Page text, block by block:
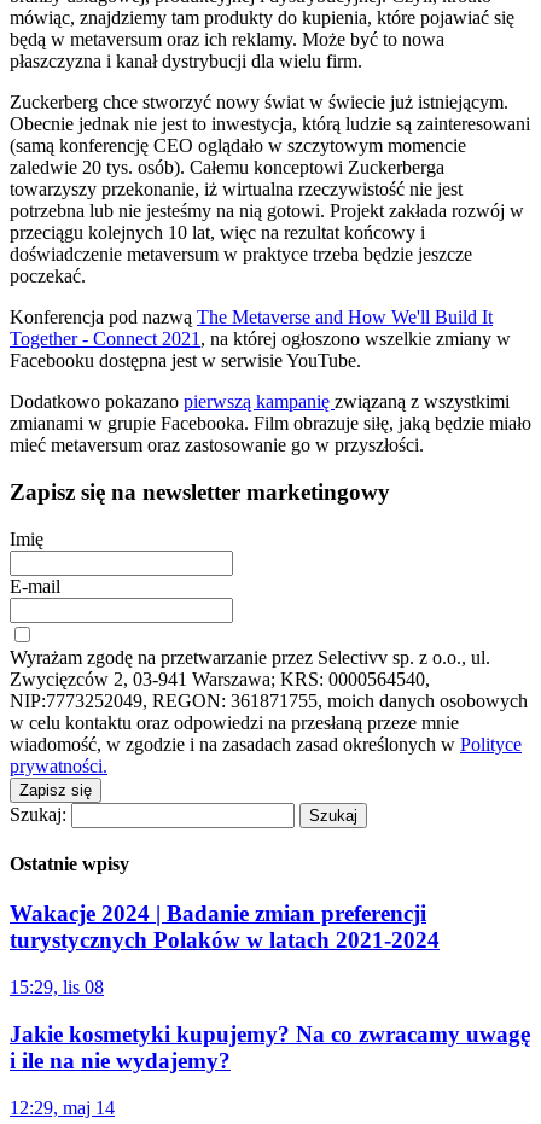
mówiąc, znajdziemy tam produkty do kupienia, które pojawiać się
będą w metaversum oraz ich reklamy. Może być to nowa
płaszczyzna i kanał dystrybucji dla wielu firm.
Zuckerberg chce stworzyć nowy świat w świecie już istniejącym.
Obecnie jednak nie jest to inwestycja, którą ludzie są zainteresowani
(samą konferencję CEO oglądało w szczytowym momencie
zaledwie 20 tys. osób). Całemu konceptowi Zuckerberga
towarzyszy przekonanie, iż wirtualna rzeczywistość nie jest
potrzebna lub nie jesteśmy na nią gotowi. Projekt zakłada rozwój w
przeciągu kolejnych 10 lat, więc na rezultat końcowy i
doświadczenie metaversum w praktyce trzeba będzie jeszcze
poczekać.
Konferencja pod nazwą The Metaverse and How We'll Build It
Together - Connect 2021, na której ogłoszono wszelkie zmiany w
Facebooku dostępna jest w serwisie YouTube.
Dodatkowo pokazano pierwszą kampanię związaną z wszystkimi
zmianami w grupie Facebooka. Film obrazuje siłę, jaką będzie miało
mieć metaversum oraz zastosowanie go w przyszłości.
Zapisz się na newsletter marketingowy
Imię
E-mail
Wyrażam zgodę na przetwarzanie przez Selectivv sp. z o.o., ul.
Zwycięzców 2, 03-941 Warszawa; KRS: 0000564540,
NIP:7773252049, REGON: 361871755, moich danych osobowych
w celu kontaktu oraz odpowiedzi na przesłaną przeze mnie
wiadomość, w zgodzie i na zasadach zasad określonych w Polityce
prywatności.
Zapisz się
Szukaj:
Ostatnie wpisy
Wakacje 2024 | Badanie zmian preferencji
turystycznych Polaków w latach 2021-2024
15:29, lis 08
Jakie kosmetyki kupujemy? Na co zwracamy uwagę
i ile na nie wydajemy?
12:29, maj 14